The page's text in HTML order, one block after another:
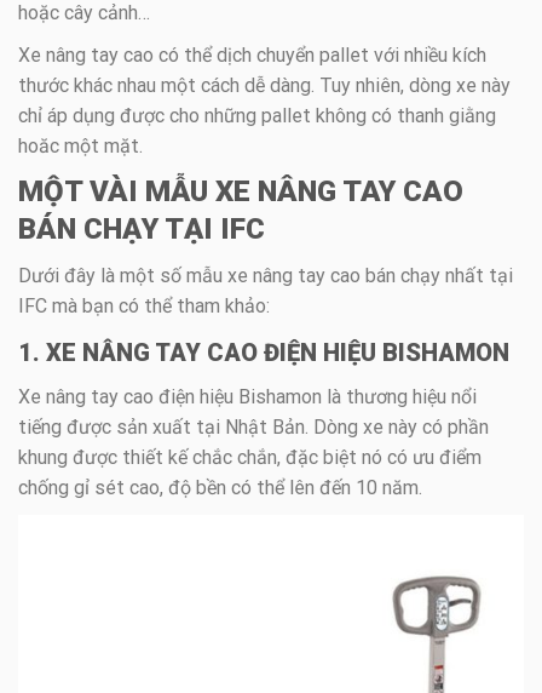
hoặc cây cảnh…
Xe nâng tay cao có thể dịch chuyển pallet với nhiều kích
thước khác nhau một cách dễ dàng. Tuy nhiên, dòng xe này
chỉ áp dụng được cho những pallet không có thanh giằng
hoăc một mặt.
MỘT VÀI MẪU XE NÂNG TAY CAO
BÁN CHẠY TẠI IFC
Dưới đây là một số mẫu xe nâng tay cao bán chạy nhất tại
IFC mà bạn có thể tham khảo:
1. XE NÂNG TAY CAO ĐIỆN HIỆU BISHAMON
Xe nâng tay cao điện hiệu Bishamon là thương hiệu nổi
tiếng được sản xuất tại Nhật Bản. Dòng xe này có phần
khung được thiết kế chắc chắn, đặc biệt nó có ưu điểm
chống gỉ sét cao, độ bền có thể lên đến 10 năm.